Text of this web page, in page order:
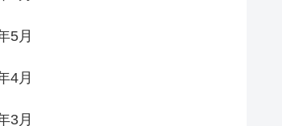
5月
4月
3月